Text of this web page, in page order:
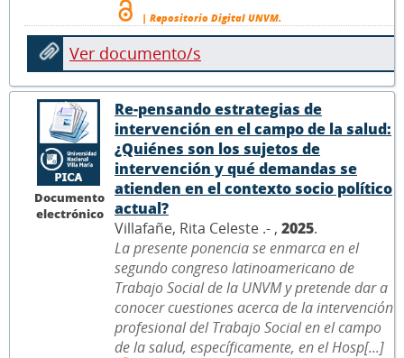
| Repositorio Digital UNVM.
Ver documento/s
Documento
electrónico
Re-pensando estrategias de
intervención en el campo de la salud:
¿Quiénes son los sujetos de
intervención y qué demandas se
atienden en el contexto socio político
actual?
Villafañe, Rita Celeste .- , 2025.
La presente ponencia se enmarca en el
segundo congreso latinoamericano de
Trabajo Social de la UNVM y pretende dar a
conocer cuestiones acerca de la intervención
profesional del Trabajo Social en el campo
de la salud, específicamente, en el Hosp[...]